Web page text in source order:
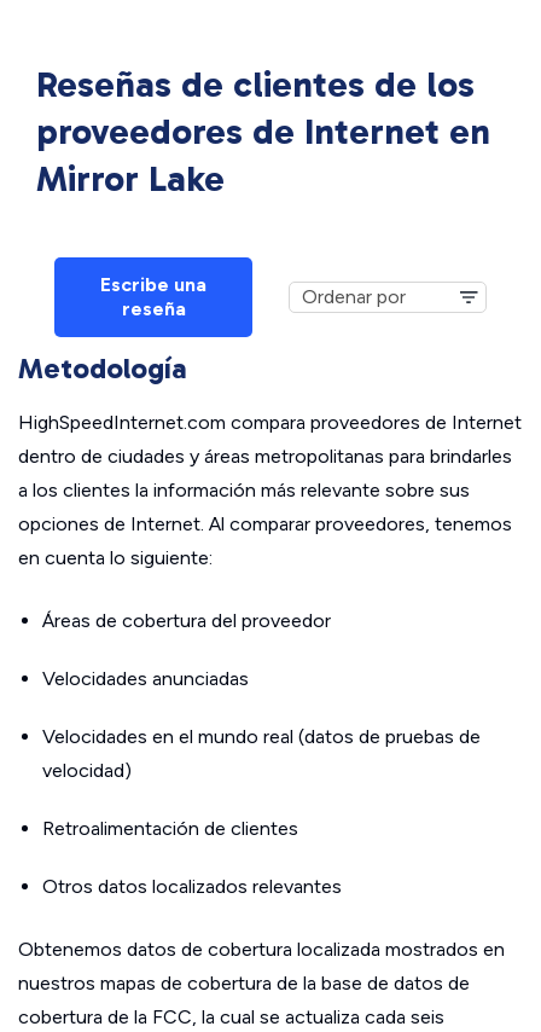
Reseñas de clientes de los
proveedores de Internet en
Mirror Lake
Escribe una
reseña
Metodología
HighSpeedInternet.com compara proveedores de Internet
dentro de ciudades y áreas metropolitanas para brindarles
a los clientes la información más relevante sobre sus
opciones de Internet. Al comparar proveedores, tenemos
en cuenta lo siguiente:
Áreas de cobertura del proveedor
Velocidades anunciadas
Velocidades en el mundo real (datos de pruebas de
velocidad)
Retroalimentación de clientes
Otros datos localizados relevantes
Obtenemos datos de cobertura localizada mostrados en
nuestros mapas de cobertura de la base de datos de
cobertura de la FCC, la cual se actualiza cada seis